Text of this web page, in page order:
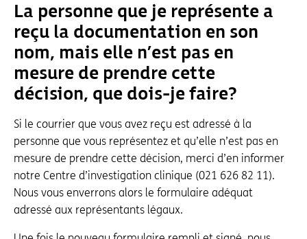
La personne que je représente a
reçu la documentation en son
nom, mais elle n’est pas en
mesure de prendre cette
décision, que dois-je faire ?
Si le courrier que vous avez reçu est adressé à la
personne que vous représentez et qu’elle n’est pas en
mesure de prendre cette décision, merci d’en informer
notre Centre d’investigation clinique (021 626 82 11).
Nous vous enverrons alors le formulaire adéquat
adressé aux représentants légaux.